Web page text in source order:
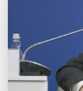
прорывы в